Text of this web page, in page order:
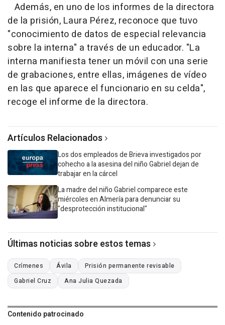
Además, en uno de los informes de la directora
de la prisión, Laura Pérez, reconoce que tuvo
"conocimiento de datos de especial relevancia
sobre la interna" a través de un educador. "La
interna manifiesta tener un móvil con una serie
de grabaciones, entre ellas, imágenes de vídeo
en las que aparece el funcionario en su celda",
recoge el informe de la directora.
Artículos Relacionados
Los dos empleados de Brieva investigados por
cohecho a la asesina del niño Gabriel dejan de
trabajar en la cárcel
La madre del niño Gabriel comparece este
miércoles en Almería para denunciar su
"desprotección institucional"
Últimas noticias sobre estos temas
Crímenes Ávila
Prisión permanente revisable
Gabriel Cruz
Ana Julia Quezada
Contenido patrocinado